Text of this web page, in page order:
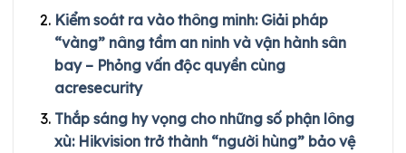
Kiểm soát ra vào thông minh: Giải pháp
“vàng” nâng tầm an ninh và vận hành sân
bay – Phỏng vấn độc quyền cùng
acresecurity
Thắp sáng hy vọng cho những số phận lông
xù: Hikvision trở thành “người hùng” bảo vệ